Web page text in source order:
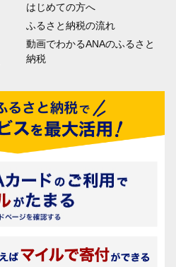
はじめての方へ
ふるさと納税の流れ
動画でわかるANAのふるさと
納税